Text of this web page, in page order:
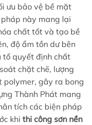
ưu bảo vệ bề mặt
này mang lại
chất tốt và tạo bề
độ ẩm tồn dư bên
tố quyết định chất
chặt chẽ, lượng
polymer, gây ra bong
Thành Phát mang
tích các biện pháp
khi thi công sơn nền